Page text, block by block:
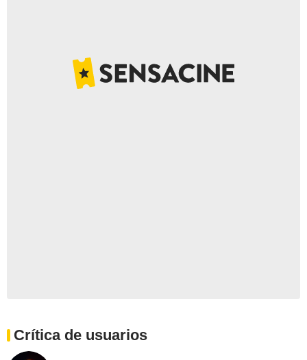
Crítica de usuarios